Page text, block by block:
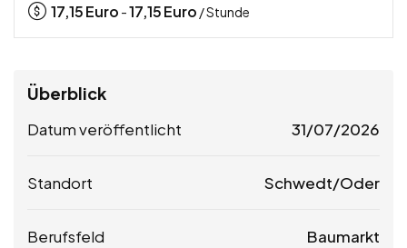
17,15Euro -17,15Euro / Stunde
Überblick
Datum veröffentlicht 31/07/2026
Standort Schwedt/Oder
Berufsfeld Baumarkt